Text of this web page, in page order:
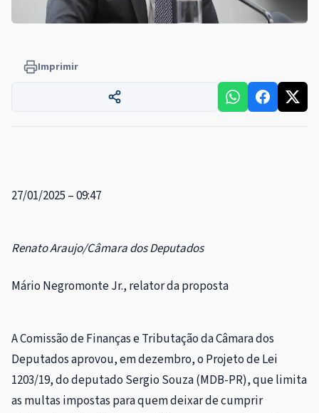
Imprimir
27/01/2025 – 09:47
Renato Araujo/Câmara dos Deputados
Mário Negromonte Jr., relator da proposta
A Comissão de Finanças e Tributação da Câmara dos
Deputados aprovou, em dezembro, o Projeto de Lei
1203/19, do deputado Sergio Souza (MDB-PR), que limita
as multas impostas para quem deixar de cumprir